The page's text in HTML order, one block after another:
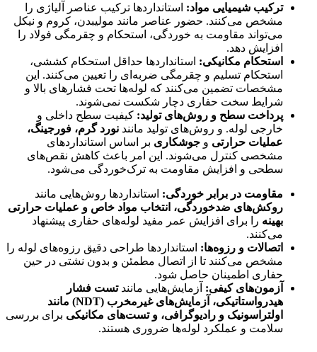
ترکیب شیمیایی مواد: استانداردها ترکیب عناصر آلیاژی را
مشخص می‌کنند. حضور عناصر مانند مولیبدن، کروم و نیکل
می‌تواند مقاومت به خوردگی، استحکام و چقرمگی فولاد را
افزایش دهد.
استحکام مکانیکی: استانداردها حداقل استحکام کششی،
استحکام تسلیم و چقرمگی ضربه‌ای را تعیین می‌کنند. این
مشخصات تضمین می‌کنند که لوله‌ها تحت فشارهای بالا و
شرایط سخت حفاری دچار شکست نمی‌شوند.
پرداخت سطح و روش‌های تولید: کیفیت سطح داخلی و
خارجی لوله. و روش‌های تولید مانند نورد گرم، فورجینگ،
عملیات حرارتی و جوشکاری بر اساس استانداردهای
مشخصی کنترل می‌شوند. این امر باعث کاهش نقص‌های
سطحی و افزایش مقاومت به ترک‌خوردگی می‌شود.
مقاومت در برابر خوردگی: استانداردها روش‌هایی مانند
روکش‌های ضدخوردگی، انتخاب مواد خاص و عملیات حرارتی
بهینه را برای افزایش عمر مفید لوله‌های حفاری پیشنهاد
می‌کنند.
اتصالات و رزوه‌ها: استانداردها طراحی دقیق رزوه‌های لوله را
مشخص می‌کنند تا از اتصال مطمئن و بدون نشتی در حین
حفاری اطمینان حاصل شود.
آزمون‌های کیفی: آزمایش‌هایی مانندتست فشار
هیدرواستاتیکی، آزمایش‌های غیرمخرب
(NDT) مانند
اولتراسونیک و رادیوگرافی، و تست‌های مکانیکی برای بررسی
سلامت و عملکرد لوله‌ها ضروری هستند.